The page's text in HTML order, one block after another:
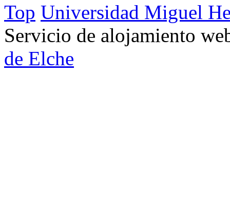
Top Universidad Miguel
Servicio de alojamiento
de Elche